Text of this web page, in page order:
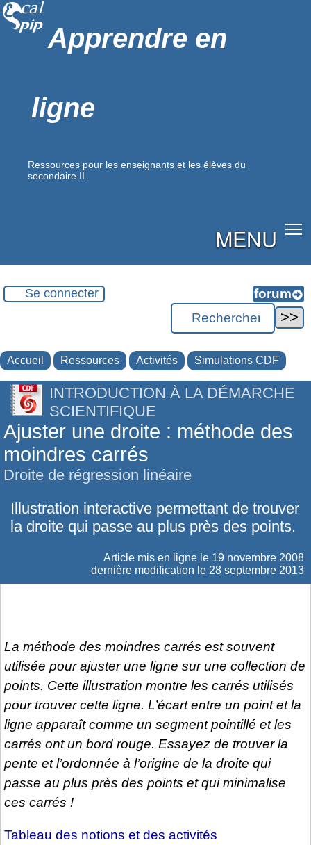
Apprendre en
ligne
Ressources pour les enseignants et les élèves du
secondaire II.
MENU
Se connecter
Accueil Ressources Activités Simulations CDF
INTRODUCTION À LA DÉMARCHE
SCIENTIFIQUE
Ajuster une droite : méthode des
moindres carrés
Droite de régression linéaire
Illustration interactive permettant de trouver
la droite qui passe au plus près des points.
Article mis en ligne le 19 novembre 2008
dernière modification le 28 septembre 2013
La méthode des moindres carrés est souvent
utilisée pour ajuster une ligne sur une collection de
points. Cette illustration montre les carrés utilisés
pour trouver cette ligne. L’écart entre un point et la
ligne apparaît comme un segment pointillé et les
carrés ont un bord rouge. Essayez de trouver la
pente et l’ordonnée à l’origine de la droite qui
passe au plus près des points et qui minimalise
ces carrés !
Tableau des notions et des activités